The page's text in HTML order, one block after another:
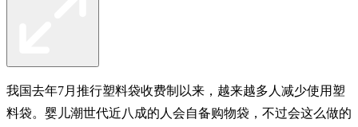
我国去年7月推行塑料袋收费制以来，越来越多人减少使用塑
料袋。婴儿潮世代近八成的人会自备购物袋，不过会这么做的